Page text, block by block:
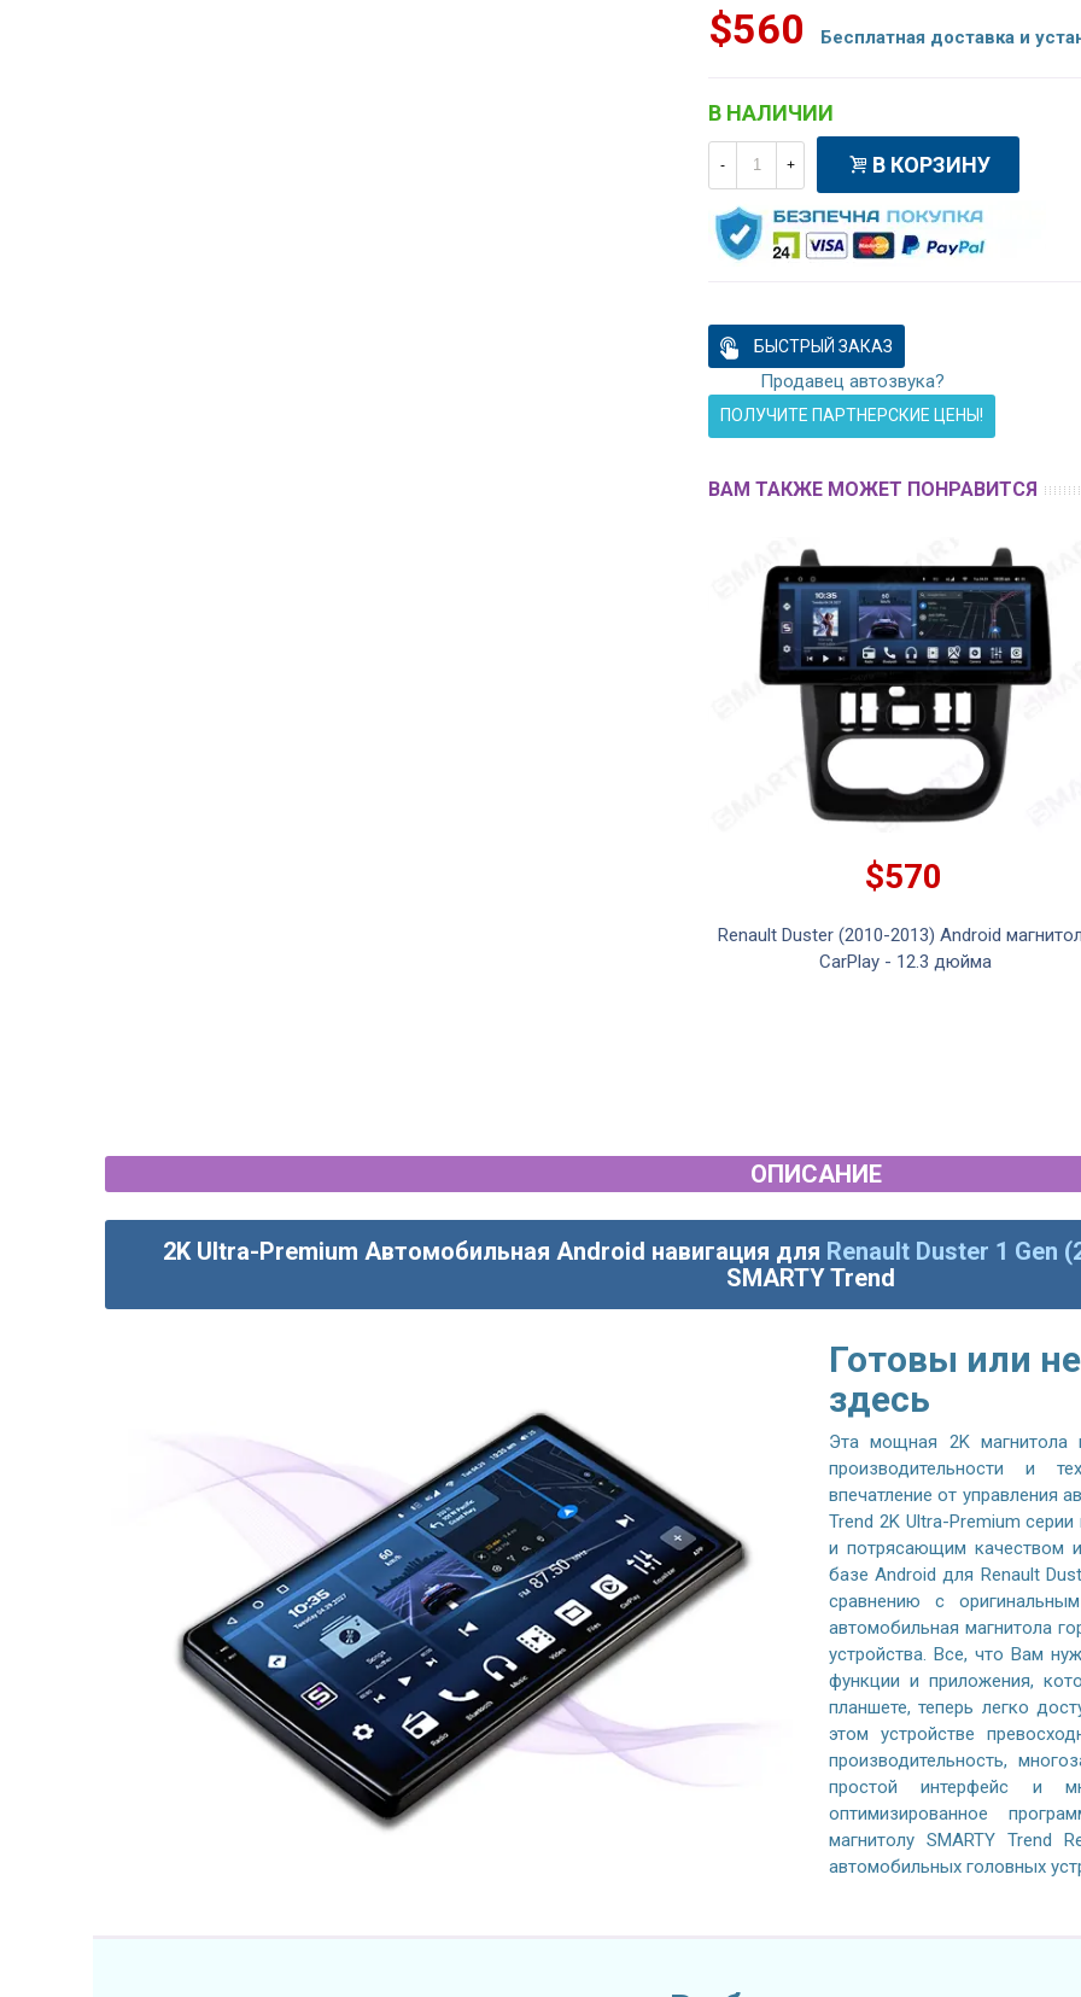
$560 Бесплатная доставка и
В НАЛИЧИИ
- + В КОРЗИНУ
БЫСТРЫЙ ЗАКАЗ
Продавец автозвука?
ПОЛУЧИТЕ ПАРТНЕРСКИЕ ЦЕНЫ!
ВАМ ТАКЖЕ МОЖЕТ ПОНРАВИТСЯ
$570
Renault Duster (2010-2013) Android
CarPlay - 12.3 дюйма
ОПИСАНИЕ
2K Ultra-Premium Автомобильная Android навигация для Renault Duster 1 Gen
SMARTY Trend
Готовы или
здесь
Эта мощная 2K
производительности и
впечатление от управления
Trend 2K Ultra-Premium
и потрясающим качеством
базе Android для Renault
сравнению с
автомобильная магнитола
устройства. Все, что Вам
функции и приложения,
планшете, теперь легко
этом устройстве
производительность,
простой интерфейс и
оптимизированное
магнитолу SMARTY Trend
автомобильных головных